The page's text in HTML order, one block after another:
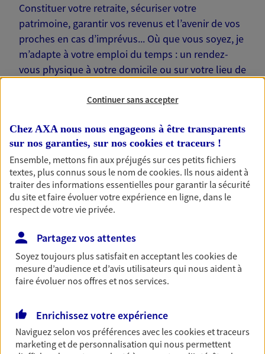
Constituer votre retraite, sécuriser votre
patrimoine, garantir vos revenus et l’avenir de vos
proches en cas d’imprévus... Où que vous soyez, je
m’adapte à votre emploi du temps : un rendez-
vous physique à votre domicile ou sur votre lieu de
Nos offres phares
Épargne
Réalisez vos projets grâce à votre épargne : achat
immobilier, études des enfants ou voyage autour
du monde… Épargnez à votre rythme et
simplement, selon votre profil.
Préparez sereinement ce nouveau chapitre de
votre vie avec les conseils d'un expert. Découvrez
notre solution PER (Plan Epargne Retraite)
Continuer sans accepter
Chez AXA nous nous engageons à être transparents
sur nos garanties, sur nos cookies et traceurs !
Ensemble, mettons fin aux préjugés sur ces petits fichiers
textes, plus connus sous le nom decookies. Ils nous aident à
traiter des informations essentielles pour garantir la sécurité
du site et faire évoluer votre expérience en ligne, dans le
respect de votre vie privée.
Partagez vos attentes
Soyez toujours plus satisfait en acceptant lescookiesde
mesure d’audience et d’avis utilisateurs qui nous aident à
faire évoluer nos offres et nos services.
Enrichissez votre expérience
Naviguez selon vos préférences avec lescookies et traceurs
marketing et de personnalisation qui nous permettent